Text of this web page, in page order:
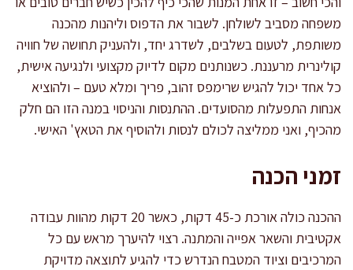
משפחה מסביב לשולחן. לשבור את הדפוס וליהנות מהכנה
משותפת, לטעום בשלבים, לשדרג יחד, ולהעניק תחושה של חוויה
קולינרית מרעננת. כשנותנים מקום לדיוק מקצועי ולנגיעה אישית,
כל אחד יכול להגיש שרימפס זהוב, פריך ומלא טעם – ולהוציא
אנחות התפעלות מהסועדים. ההתנסות והניסוי במנה הזו הם חלק
מהכיף, ואני ממליצה לכולם לנסות ולהוסיף את הטאץ' האישי.
זמני הכנה
ההכנה כולה אורכת כ-45 דקות, כאשר 20 דקות מהוות עבודה
אקטיבית והשאר אפייה והמתנה. רצוי להיערך מראש עם כל
המרכיבים וציוד המטבח הנדרש כדי להגיע לתוצאה מדויקת